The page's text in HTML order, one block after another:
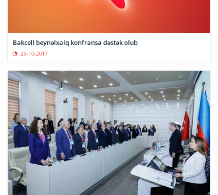
Bakcell beynəlxalq konfransa dəstək olub
25-10-2017